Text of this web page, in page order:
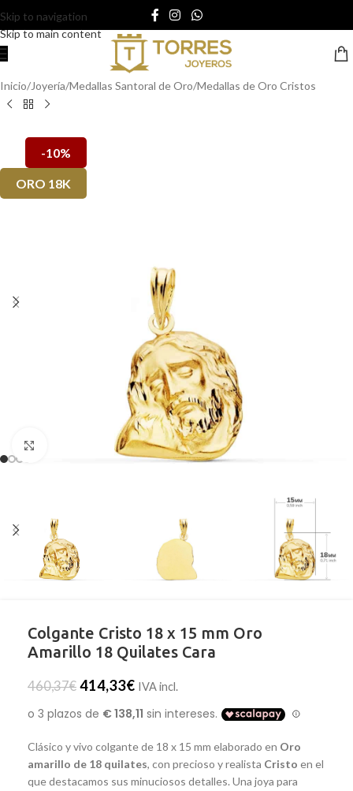
Skip to navigation
Skip to main content
Inicio/Joyería/Medallas Santoral de Oro/Medallas de Oro Cristos
-10%
ORO 18K
Clic para ampliar
Colgante Cristo 18 x 15 mm Oro
Amarillo 18 Quilates Cara
460,37€ 414,33€ IVA incl.
Clásico y vivo colgante de 18 x 15 mm elaborado en Oro
amarillo de 18 quilates, con precioso y realista Cristo en el
que destacamos sus minuciosos detalles. Una joya para